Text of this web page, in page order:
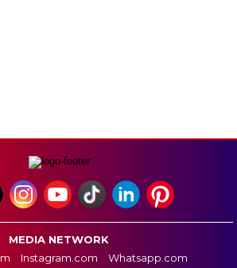
MEDIA NETWORK
Instagram.com
Whatsapp.com